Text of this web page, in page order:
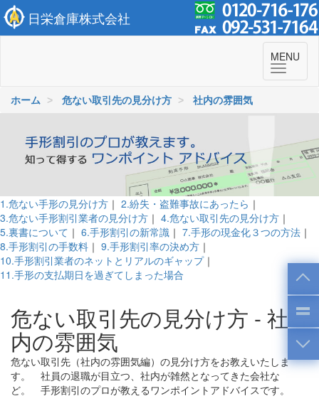
日栄倉庫株式会社
MENU
ホーム 危ない取引先の見分け方 社内の雰囲気
1.危ない手形の見分け方 ｜ 2.紛失・盗難事故にあったら ｜
3.危ない手形割引業者の見分け方 ｜ 4.危ない取引先の見分け方 ｜
5.裏書について ｜ 6.手形割引の新常識 ｜ 7.手形の現金化３つの方法 ｜
8.手形割引の手数料 ｜ 9.手形割引率の決め方 ｜
10.手形割引業者のネットとリアルのギャップ｜
11.手形の支払期日を過ぎてしまった場合
危ない取引先の見分け方 - 社
内の雰囲気
危ない取引先（社内の雰囲気編）の見分け方をお教えいたしま
す。 社員の退職が目立つ、社内が雑然となってきた会社な
ど。 手形割引のプロが教えるワンポイントアドバイスです。